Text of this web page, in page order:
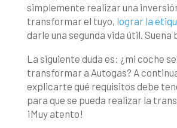
simplemente realizar una
transformar el tuyo, lograr la
darle una segunda vida útil. Suena
La siguiente duda es: ¿mi coche
transformar a Autogas? A
explicarte qué requisitos debe
para que se pueda realizar la
¡Muy atento!